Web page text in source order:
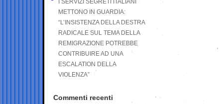
I SERVIZI SEGRETI ITALIANI
METTONO IN GUARDIA:
“L’INSISTENZA DELLA DESTRA
RADICALE SUL TEMA DELLA
REMIGRAZIONE POTREBBE
CONTRIBUIRE AD UNA
ESCALATION DELLA
VIOLENZA”
Commenti recenti